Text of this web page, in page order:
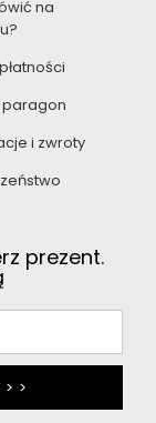
na
paragon
i zwroty
prezent.